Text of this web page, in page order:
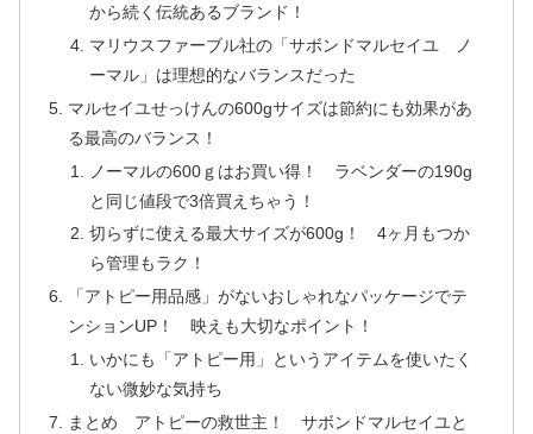
から続く伝統あるブランド！
マリウスファーブル社の「サボンドマルセイユ ノ
ーマル」は理想的なバランスだった
マルセイユせっけんの600gサイズは節約にも効果があ
る最高のバランス！
ノーマルの600ｇはお買い得！ ラベンダーの190g
と同じ値段で3倍買えちゃう！
切らずに使える最大サイズが600g！ 4ヶ月もつか
ら管理もラク！
「アトピー用品感」がないおしゃれなパッケージでテ
ンションUP！ 映えも大切なポイント！
いかにも「アトピー用」というアイテムを使いたく
ない微妙な気持ち
まとめ アトピーの救世主！ サボンドマルセイユと